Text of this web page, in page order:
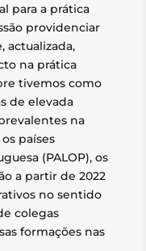
para a prática
providenciar
actualizada,
na prática
tivemos como
de elevada
na
países
(PALOP), os
a partir de 2022
no sentido
colegas
formações nas